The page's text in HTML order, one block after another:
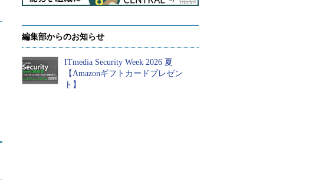
編集部からのお知らせ
ITmedia Security Week 2026 夏
【Amazonギフトカードプレゼン
ト】